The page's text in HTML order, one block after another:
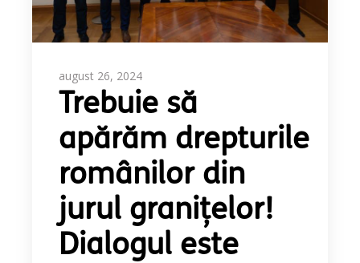
august 26, 2024
Trebuie să
apărăm drepturile
românilor din
jurul granițelor!
Dialogul este